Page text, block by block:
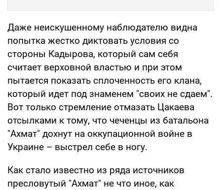
Даже неискушенному наблюдателю видна
попытка жестко диктовать условия со
стороны Кадырова, который сам себя
считает верховной властью и при этом
пытается показать сплоченность его клана,
который идет под знаменем "своих не сдаем".
Вот только стремление отмазать Цакаева
отсылками к тому, что чеченцы из батальона
"Ахмат" дохнут на оккупационной войне в
Украине – выстрел себе в ногу.
Как стало известно из ряда источников
пресловутый "Ахмат" не что иное, как